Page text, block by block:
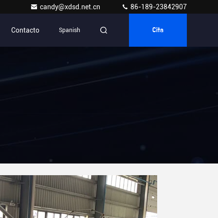
candy@xdsd.net.cn 86-189-23842907
Contacto Spanish Cita